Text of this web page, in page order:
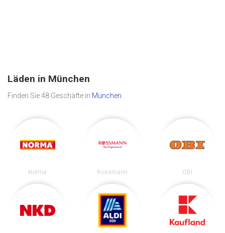
Läden in München
Finden Sie 48 Geschäfte in München
Norma Rossmann OBI